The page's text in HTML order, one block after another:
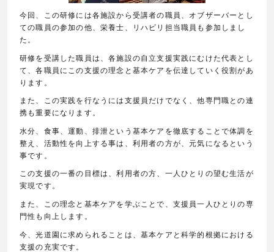
今回、この研修には各施設から受講者の職員、オブザーバーとし
ての職員の参加の他、栄養士、リハビリ担当職員も参加しまし
た。
研修を受講した職員は、各施設の自立支援実践にむけた代表とし
て、各職員にこの支援の理念と基本ケアを伝達していく役割があ
ります。
また、この実践を行なうには支援員だけでなく、他専門職との連
携も重要になります。
水分、食事、運動、排泄という基本ケアを徹底することで体調を
整え、活動性を向上する事は、利用者の方が、元気になるという
事です。
この支援の一番の目標は、利用者の方、一人ひとりの望む生活が
実現です。
また、この理念と基本ケアを学ぶことで、支援員一人ひとりの専
門性も向上します。
今、光道園に求められることは、基本ケアと科学的根拠における
支援の充実です。